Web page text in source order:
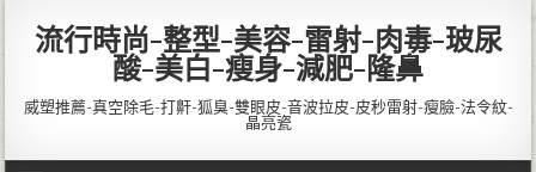
流行時尚-整型-美容-雷射-肉毒-玻尿
酸-美白-瘦身-減肥-隆鼻
威塑推薦-真空除毛-打鼾-狐臭-雙眼皮-音波拉皮-皮秒雷射-瘦臉-法令紋-
晶亮瓷